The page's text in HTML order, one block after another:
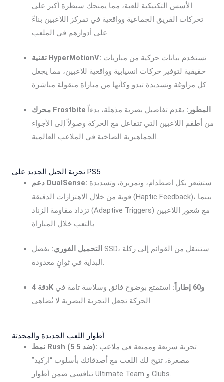
الأسس التكتيكية للعبة، مما يمنحك سيطرة أكبر على
تحركات الفريق الجماعية وواقعية في تمركز اللاعبين بناءً
على أدوارهم في الملعب.
تقنية HyperMotionV:
حقيقية لتوفير حركات انسيابية وواقعية للاعبين، مما يجعل
كل مراوغة وتسديدة تبدو وكأنها من مباراة منقولة مباشرة.
محرك Frostbite المطور: يقدم تفاصيل بصرية مذهلة، بدءاً
من أطقم اللاعبين التي تتفاعل مع الحركة وصولاً إلى الأجواء
الجماهيرية الصاخبة في الملاعب العالمية.
تجربة الجيل الجديد على PS5
دعم DualSense:
قوية من خلال الاهتزازات الدقيقة (Haptic Feedback)، بينما
تزداد مقاومة الزناد (Adaptive Triggers) مع شعور اللاعبين
بالتعب خلال المباراة.
التحميل الفوري: بفضل SSD، ستنتقل من القوائم إلى ركلة
البداية في ثوانٍ معدودة.
دقة 4K و60 إطاراً:
استمتع بوضوح فائق وسلاسة تامة في
الحركة تجعل التجربة البصرية لا تُضاهى.
أطوار اللعب الجديدة والمحدثة
نمط Rush (5 ضد 5):
مصغرة، تتيح لك اللعب مع أصدقائك بأسلوب “اركيد”
تنافسي ضمن أطوار Ultimate Team و Clubs.